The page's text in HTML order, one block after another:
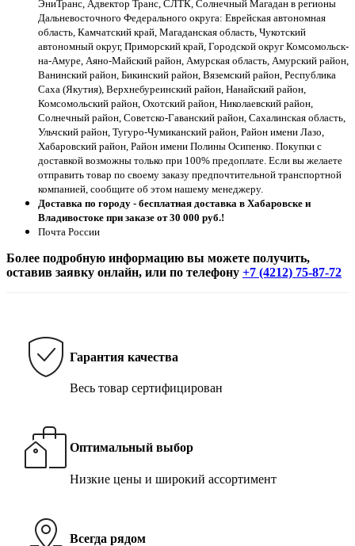
ЭниТранс, Адвектор Транс, СЛТК, Солнечный Магадан в регионы
Дальневосточного Федерального округа: Еврейская автономная
область, Камчатский край, Магаданская область, Чукотский
автономный округ, Приморский край, Городской округ Комсомольск-
на-Амуре, Аяно-Майский район, Амурская область, Амурский район,
Ванинский район, Бикинский район, Вяземский район, Республика
Саха (Якутия), Верхнебуреинский район, Нанайский район,
Комсомольский район, Охотский район, Николаевский район,
Солнечный район, Советско-Гаванский район, Сахалинская область,
Ульчский район, Тугуро-Чумиканский район, Район имени Лазо,
Хабаровский район, Район имени Полины Осипенко. Покупки с
доставкой возможны только при 100% предоплате. Если вы желаете
отправить товар по своему заказу предпочтительной транспортной
компанией, сообщите об этом нашему менеджеру.
Доставка по городу - бесплатная доставка в Хабаровске и
Владивостоке при заказе от 30 000 руб.!
Почта России
Более подробную информацию вы можете получить,
оставив заявку онлайн, или по телефону +7 (4212) 75-87-72
Гарантия качества
Весь товар сертифицирован
Оптимальный выбор
Низкие цены и широкий ассортимент
Всегда рядом